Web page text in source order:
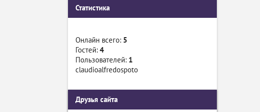
Статистика
Онлайн всего: 5
Гостей: 4
Пользователей: 1
claudioalfredospoto
Друзья сайта